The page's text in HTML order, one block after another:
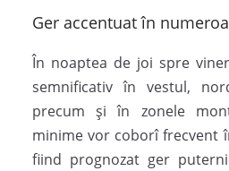
Ger accentuat în
În noaptea de joi spre
semnificativ în vestul,
precum și în zonele
minime vor coborî frecvent
fiind prognozat ger